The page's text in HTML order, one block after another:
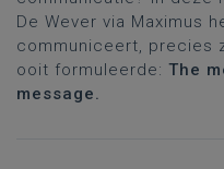
De Wever via Maximus
communiceert, precies
ooit formuleerde: The
message.